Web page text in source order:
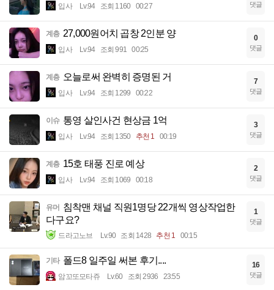
입사 Lv.94 조회 1160 00:27 댓글
계층 27,000원어치 곱창 2인분 양
입사 Lv.94 조회 991 00:25
0
댓글
계층 오늘로써 완벽히 증명된 거
입사 Lv.94 조회 1299 00:22
7
댓글
이슈 통영 살인사건 현상금 1억
입사 Lv.94 조회 1350 추천 1 00:19
3
댓글
계층 15호 태풍 진로 예상
입사 Lv.94 조회 1069 00:18
2
댓글
유머 침착맨 채널 직원1명당 22개씩 영상작업한
다구요?
드라고노브 Lv.90 조회 1428 추천 1 00:15
1
댓글
기타 폴드8 일주일 써본 후기....
암꼬또모타쥬 Lv.60 조회 2936 23:55
16
댓글